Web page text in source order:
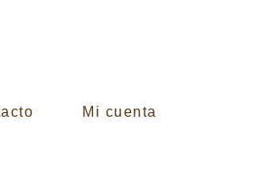
Mi cuenta